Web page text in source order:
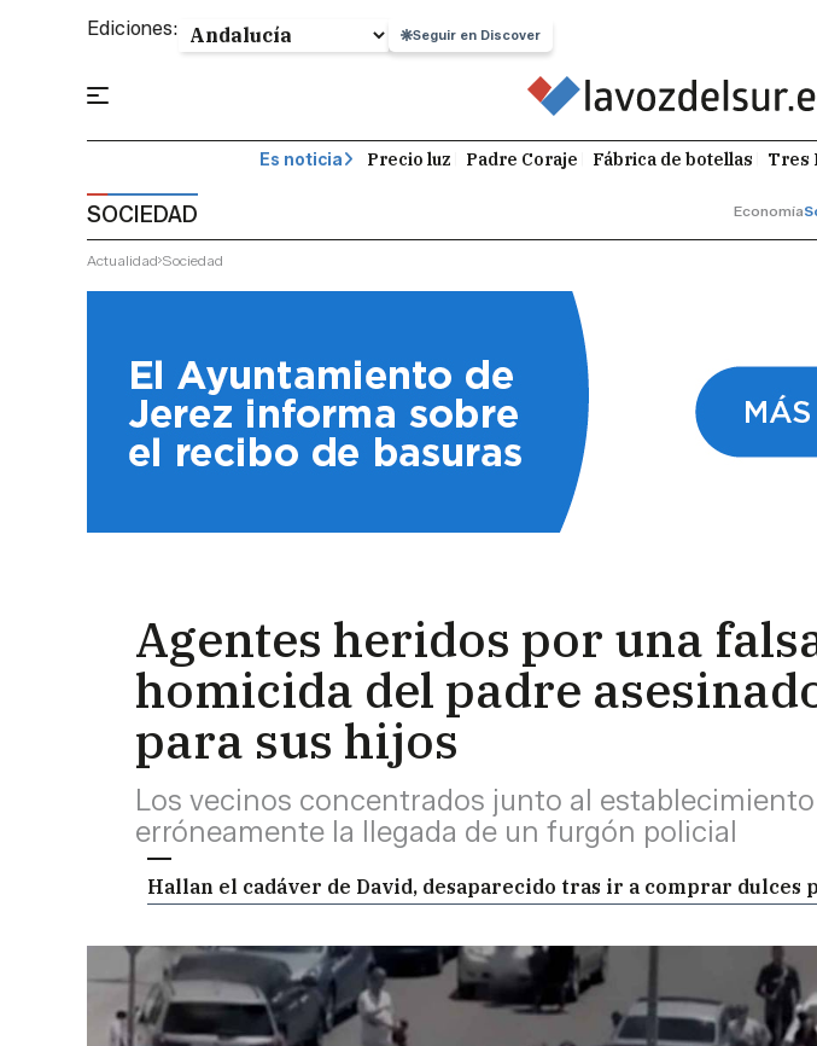
Ediciones: Seguir en Discover
Es noticia Precio luz Padre Coraje Fábrica de botellas Tres
SOCIEDAD Economía
Actualidad Sociedad
Agentes heridos por una
homicida del padre
para sus hijos
Los vecinos concentrados junto al
erróneamente la llegada de un furgón policial
Hallan el cadáver de David, desaparecido tras ir a comprar